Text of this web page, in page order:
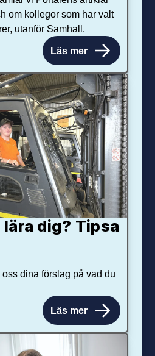
om kollegor som har valt
utanför Samhall.
Läs mer
lära dig? Tipsa
dina förslag på vad du
Läs mer